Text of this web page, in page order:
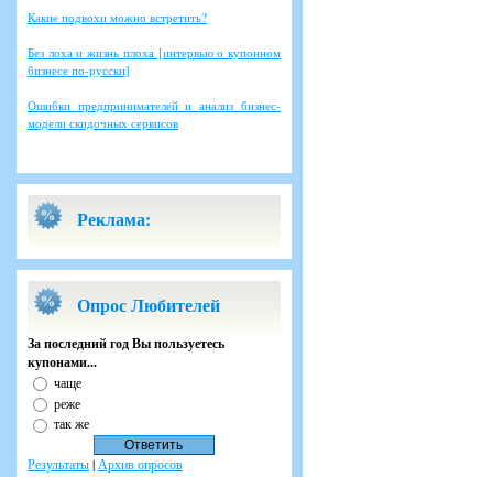
Какие подвохи можно встретить?
Без лоха и жизнь плоха [интервью о купонном
бизнесе по-русски]
Ошибки предпринимателей и анализ бизнес-
модели скидочных сервисов
Реклама:
Опрос Любителей
За последний год Вы пользуетесь
купонами...
чаще
реже
так же
Результаты| Архив опросов